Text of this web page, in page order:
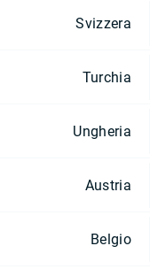
Svizzera
Turchia
Ungheria
Austria
Belgio